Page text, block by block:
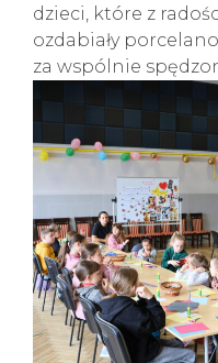
dzieci, które z
ozdabiały
za wspólnie